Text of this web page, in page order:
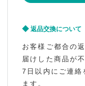
返品交換について
お客様ご都合の
届けした商品が
7日以内にご連絡
ます。